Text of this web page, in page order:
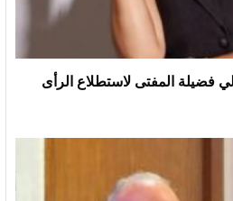
فضيلة المفتى لاستطلاع الرأى